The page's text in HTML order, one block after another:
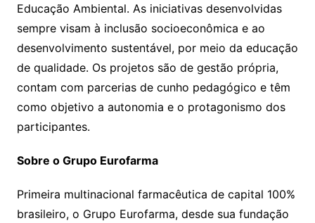
Educação Ambiental. As iniciativas desenvolvidas
sempre visam à inclusão socioeconômica e ao
desenvolvimento sustentável, por meio da educação
de qualidade. Os projetos são de gestão própria,
contam com parcerias de cunho pedagógico e têm
como objetivo a autonomia e o protagonismo dos
participantes.
Sobre o Grupo Eurofarma
Primeira multinacional farmacêutica de capital 100%
brasileiro, o Grupo Eurofarma, desde sua fundação